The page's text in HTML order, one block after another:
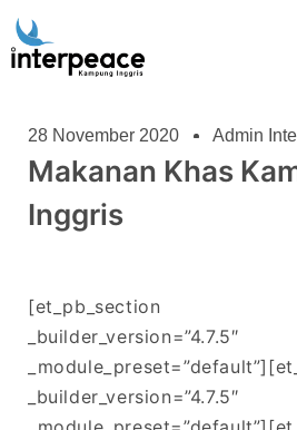
28 November 2020 Admin
Makanan Khas
Inggris
[et_pb_section
_builder_version=”4.7.5″
_builder_version=”4.7.5″